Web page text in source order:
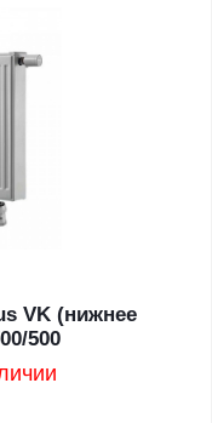
VK (нижнее
500